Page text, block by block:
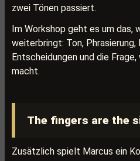
zwei Tönen passiert.
Im Workshop geht es um das,
weiterbringt: Ton, Phrasierung,
Entscheidungen und die
macht.
The fingers are the
Zusätzlich spielt Marcus ein